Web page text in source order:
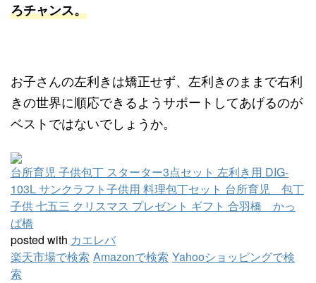
ろチャンス。
お子さんの左利きは矯正せず、左利きのままで右利
きの世界に順応できるようサポートしてあげるのが
ベストではないでしょうか。
台所育児 子供包丁 スターター3点セット 左利き用 DIG-
103L サンクラフト子供用 料理包丁セット 台所育児 包丁
子供 七五三 クリスマス プレゼント ギフト 合羽橋 かっ
ぱ橋
posted with カエレバ
楽天市場で検索 Amazonで検索 Yahooショッピングで検
索